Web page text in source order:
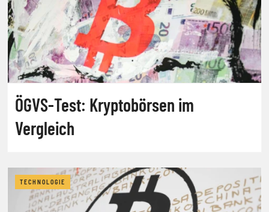
ÖGVS-Test: Kryptobörsen im
Vergleich
TECHNOLOGIE